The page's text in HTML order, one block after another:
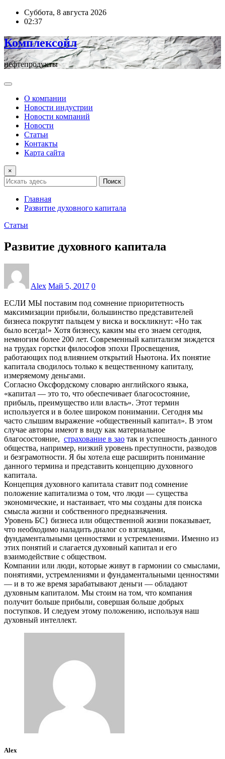
ПерейтиСуббота, 8 августа 2026
02:37
Комплексойл
нефтепродукты
О компании
Новости индустрии
Новости компаний
Новости
Статьи
Контакты
Карта сайта
×
Поиск
Главная
Развитие духовного капитала
Статьи
Развитие духовного капитала
Alex Май 5, 2017 0
ЕСЛИ МЫ поставим под сомнение приоритетность
максимизации прибыли, большинство представителей
бизнеса покрутят пальцем у виска и воскликнут: «Но так
было всегда!» Хотя бизнесу, каким мы его знаем сегодня,
немногим более 200 лет. Современный капитализм зиждется
на трудах горстки философов эпохи Просвещения,
работающих под влиянием открытий Ньютона. Их понятие
капитала сводилось только к вещественному капиталу,
измеряемому деньгами.
Согласно Оксфордскому словарю английского языка,
«капитал — это то, что обеспечивает благосостояние,
прибыль, преимущество или власть». Этот термин
используется и в более широком понимании. Сегодня мы
часто слышим выражение «общественный капитал». В этом
случае авторы имеют в виду как материальное
благосостояние, страхование в зао так и успешность данного
общества, например, низкий уровень преступности, разводов
и безграмотности. Я бы хотела еще расширить понимание
данного термина и представить концепцию духовного
капитала.
Концепция духовного капитала ставит под сомнение
положение капитализма о том, что люди — существа
экономические, и настаивает, что мы созданы для поиска
смысла жизни и собственного предназначения.
Уровень БС} бизнеса или общественной жизни показывает,
что необходимо наладить диалог со взглядами,
фундаментальными ценностями и устремлениями. Именно из
этих понятий и слагается духовный капитал и его
взаимодействие с обществом.
Компании или люди, которые живут в гармонии со смыслами,
понятиями, устремлениями и фундаментальными ценностями
— и в то же время зарабатывают деньги — обладают
духовным капиталом. Мы стоим на том, что компания
получит больше прибыли, совершая больше добрых
поступков. И следуем этому положению, используя наш
духовный интеллект.
Alex